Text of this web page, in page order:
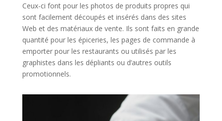
Ceux-ci font pour les photos de produits propres qui
sont facilement découpés et insérés dans des sites
Web et des matériaux de vente. Ils sont faits en grande
quantité pour les épiceries, les pages de commande à
emporter pour les restaurants ou utilisés par les
graphistes dans les dépliants ou d’autres outils
promotionnels.